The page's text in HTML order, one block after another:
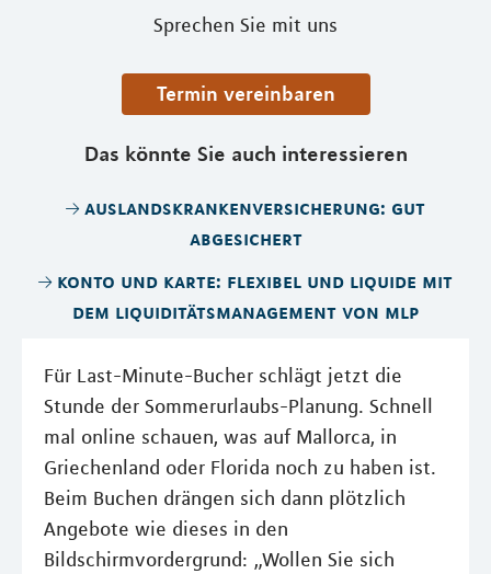
Sprechen Sie mit uns
Termin vereinbaren
Das könnte Sie auch interessieren
auslandskrankenversicherung: gut
abgesichert
konto und karte: flexibel und liquide mit
dem liquiditätsmanagement von mlp
Für Last-Minute-Bucher schlägt jetzt die
Stunde der Sommerurlaubs-Planung. Schnell
mal online schauen, was auf Mallorca, in
Griechenland oder Florida noch zu haben ist.
Beim Buchen drängen sich dann plötzlich
Angebote wie dieses in den
Bildschirmvordergrund: „Wollen Sie sich